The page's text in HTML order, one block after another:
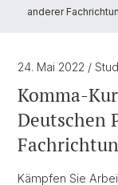
anderer
24. Mai 2022 /
Komma-
Deutschen
Kämpfen Sie